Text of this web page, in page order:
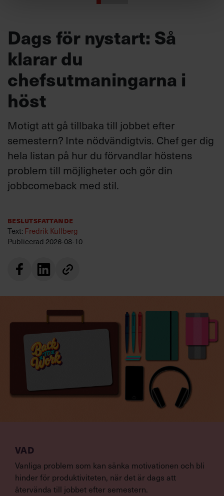
Dags för nystart: Så
klarar du
chefsutmaningarna i
höst
Motigt att gå tillbaka till jobbet efter
semestern? Inte nödvändigtvis. Chef ger dig
hela listan på hur du förvandlar höstens
problem till möjligheter och gör din
jobbcomeback med stil.
Beslutsfattande
Text:Fredrik Kullberg
Publicerad 2026-08-10
VAD
Vanliga problem som kan sänka motivationen och bli
hinder för produktiviteten, när det är dags att
återvända till jobbet efter semestern.